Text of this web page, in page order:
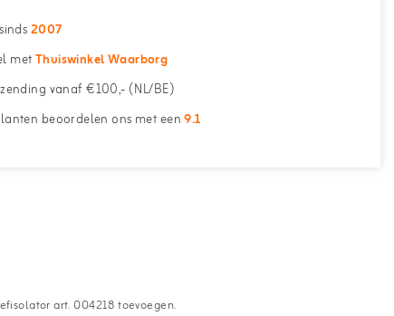
2007
metThuiswinkel Waarborg
vanaf €100,- (NL/BE)
beoordelen ons met een9.1
art. 004218 toevoegen.